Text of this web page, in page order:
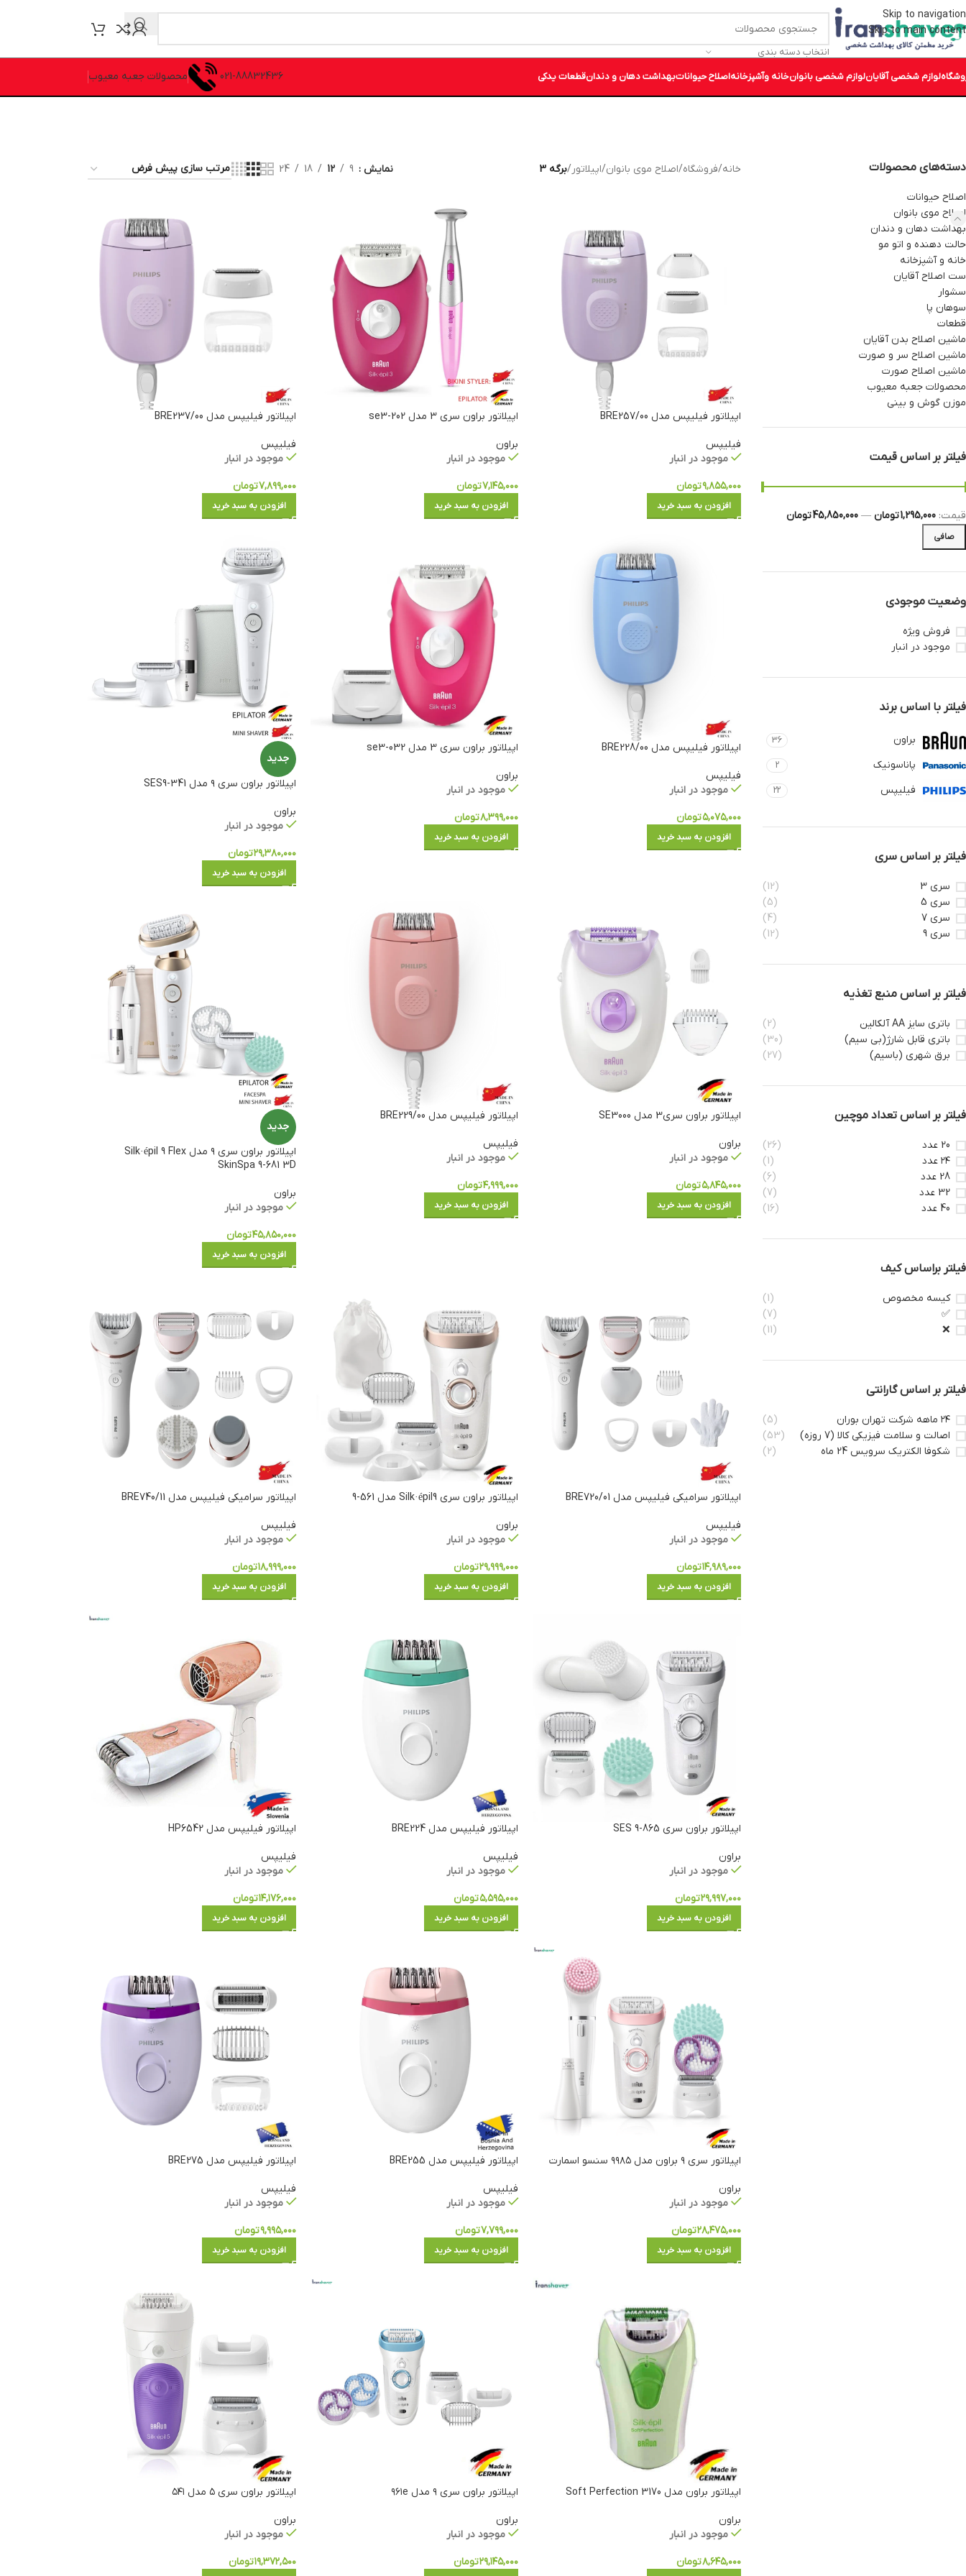
Skip to navigation
Skip to main content
انتخاب دسته بندی
لوازم شخصی آقایانلوازم شخصی بانوانخانه وآشپزخانهاصلاح حیواناتبهداشت دهان و دندانقطعات یدکی 021-88832436 محصولات جعبه معیوب
دسته‌های محصولات
اصلاح حیوانات
اصلاح موی بانوان
بهداشت دهان و دندان
حالت دهنده و اتو مو
خانه و آشپزخانه
ست اصلاح آقایان
سشوار
سوهان پا
قطعات
ماشین اصلاح بدن آقایان
ماشین اصلاح سر و صورت
ماشین اصلاح صورت
محصولات جعبه معیوب
موزن گوش و بینی
فیلتر بر اساس قیمت
صافی
قيمت: 1,295,000 تومان — 45,850,000 تومان
وضعیت موجودی
فروش ویژه
موجود در انبار
فیلتر با اساس برند
براون 36
پاناسونیک 2
فیلیپس 22
فیلتر بر اساس سری
سری 3
(12)
سری 5
(5)
سری 7
(4)
سری 9
(12)
فیلتر بر اساس منبع تغذیه
باتری سایز AA آلکالین
(2)
باتری قابل شارژ(بی سیم)
(30)
برق شهری (باسیم)
(27)
فیلتر بر اساس تعداد موچین
20 عدد
(26)
۲۴ عدد
(1)
28 عدد
(6)
32 عدد
(7)
40 عدد
(16)
فیلتر براساس کیف
کیسه مخصوص
(1)
✅
(7)
❌
(11)
فیلتر بر اساس گارانتی
۲۴ ماهه شرکت تهران بوران
(5)
اصالت و سلامت فیزیکی کالا (7 روزه)
(53)
شکوفا الکتریک سرویس 24 ماه
(2)
خانه/فروشگاه/اصلاح موی بانوان/اپیلاتور/برگه 3 نمایش 9
12
18
24
اپیلاتور فیلیپس مدل BRE257/00
فیلیپس
موجود در انبار
۹,۸۵۵,۰۰۰تومان
افزودن به سبد خرید
اپیلاتور براون سری 3 مدل se3-202
براون
موجود در انبار
۷,۱۴۵,۰۰۰تومان
افزودن به سبد خرید
اپیلاتور فیلیپس مدل BRE237/00
فیلیپس
موجود در انبار
۷,۸۹۹,۰۰۰تومان
افزودن به سبد خرید
اپیلاتور فیلیپس مدل BRE228/00
فیلیپس
موجود در انبار
۵,۰۷۵,۰۰۰تومان
افزودن به سبد خرید
اپیلاتور براون سری 3 مدل se3-032
براون
موجود در انبار
۸,۳۹۹,۰۰۰تومان
افزودن به سبد خرید
جدید
اپیلاتور براون سری ۹ مدل SES9-341
براون
موجود در انبار
۲۹,۳۸۰,۰۰۰تومان
افزودن به سبد خرید
اپیلاتور براون سری3 مدل SE3000
براون
موجود در انبار
۵,۸۴۵,۰۰۰تومان
افزودن به سبد خرید
اپیلاتور فیلیپس مدل BRE229/00
فیلیپس
موجود در انبار
۴,۹۹۹,۰۰۰تومان
افزودن به سبد خرید
جدید
اپیلاتور براون سری ۹ مدل Silk·épil 9 Flex
SkinSpa 9-681 3D
براون
موجود در انبار
۴۵,۸۵۰,۰۰۰تومان
افزودن به سبد خرید
اپیلاتور سرامیکی فیلیپس مدل 01/BRE720
فیلیپس
موجود در انبار
۱۴,۹۸۹,۰۰۰تومان
افزودن به سبد خرید
اپیلاتور براون سری Silk·épil9 مدل 561-9
براون
موجود در انبار
۲۹,۹۹۹,۰۰۰تومان
افزودن به سبد خرید
اپیلاتور سرامیکی فیلیپس مدل BRE740/11
فیلیپس
موجود در انبار
۱۸,۹۹۹,۰۰۰تومان
افزودن به سبد خرید
اپیلاتور براون سری 865-9 SES
براون
موجود در انبار
۲۹,۹۹۷,۰۰۰تومان
افزودن به سبد خرید
اپیلاتور فیلیپس مدل BRE224
فیلیپس
موجود در انبار
۵,۵۹۵,۰۰۰تومان
افزودن به سبد خرید
اپیلاتور فیلیپس مدل HP6542
فیلیپس
موجود در انبار
۱۴,۱۷۶,۰۰۰تومان
افزودن به سبد خرید
اپیلاتور سری ۹ براون مدل ۹۹۸۵ سنسو اسمارت
براون
موجود در انبار
۲۸,۴۷۵,۰۰۰تومان
افزودن به سبد خرید
اپیلاتور فیلیپس مدل BRE255
فیلیپس
موجود در انبار
۷,۷۹۹,۰۰۰تومان
افزودن به سبد خرید
اپیلاتور فیلیپس مدل BRE275
فیلیپس
موجود در انبار
۹,۹۹۵,۰۰۰تومان
افزودن به سبد خرید
اپیلاتور براون مدل Soft Perfection 3170
براون
موجود در انبار
۸,۶۴۵,۰۰۰تومان
اپیلاتور براون سری ۹ مدل ۹۶۱e
براون
موجود در انبار
۲۹,۱۴۵,۰۰۰تومان
اپیلاتور براون سری ۵ مدل ۵۴۱
براون
موجود در انبار
۱۹,۳۷۲,۵۰۰تومان